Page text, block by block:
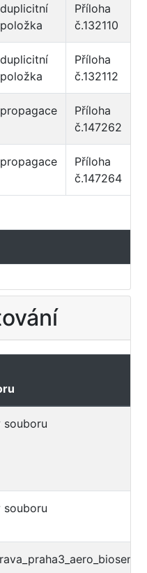
duplicitní
položka
Příloha
č.132110
duplicitní
položka
Příloha
č.132112
propagace
Příloha
č.147262
propagace
Příloha
č.147264
souboru
souboru